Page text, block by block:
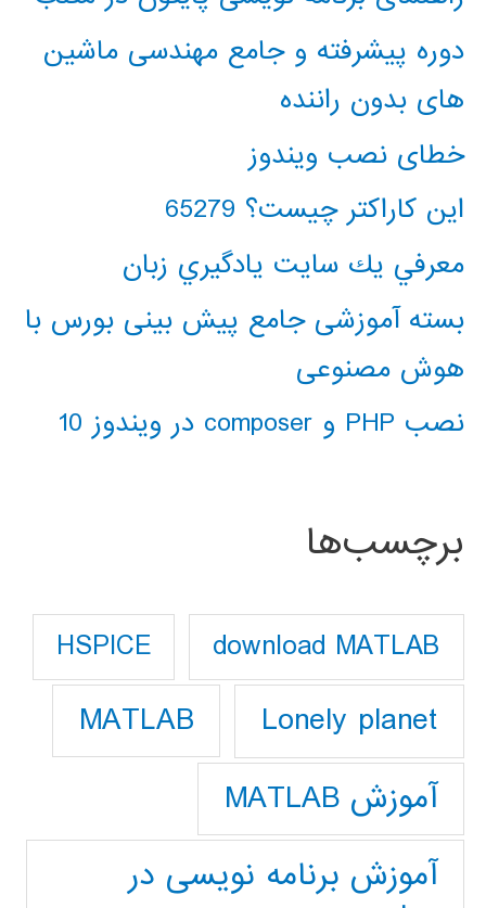
دوره پیشرفته و جامع مهندسی ماشین
های بدون راننده
خطای نصب ویندوز
این کاراکتر چیست؟ 65279
معرفي يك سايت يادگيري زبان
بسته آموزشی جامع پیش بینی بورس با
هوش مصنوعی
نصب PHP و composer در ویندوز 10
برچسب‌ها
download MATLAB
HSPICE
Lonely planet
MATLAB
آموزش MATLAB
آموزش برنامه نویسی در